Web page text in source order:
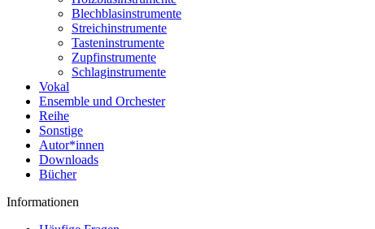
Blechblasinstrumente
Streichinstrumente
Tasteninstrumente
Zupfinstrumente
Schlaginstrumente
Vokal
Ensemble und Orchester
Reihe
Sonstige
Autor*innen
Downloads
Bücher
Informationen